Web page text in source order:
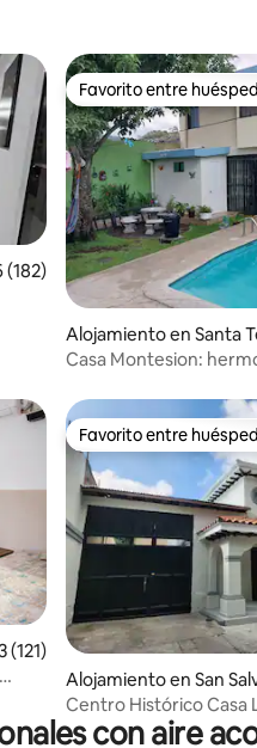
promedio: 4.96 de 5, 182
(182)
Favorito entre
Favorito entre
Alojamiento en Santa
Casa Montesion:
promedio: 4.93 de 5, 121
(121)
Favorito entre
Favorito entre
Alojamiento en San
Centro Histórico Casa
con aire